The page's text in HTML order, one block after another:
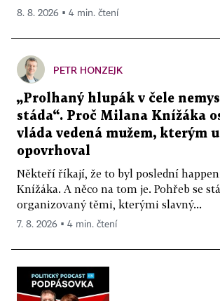
8. 8. 2026 ▪ 4 min. čtení
PETR HONZEJK
„Prolhaný hlupák v čele
stáda“. Proč Milana Knížáka
vláda vedená mužem, kterým
opovrhoval
Někteří říkají, že to byl poslední
Knížáka. A něco na tom je. Pohřeb se
organizovaný těmi, kterými slavný...
7. 8. 2026 ▪ 4 min. čtení